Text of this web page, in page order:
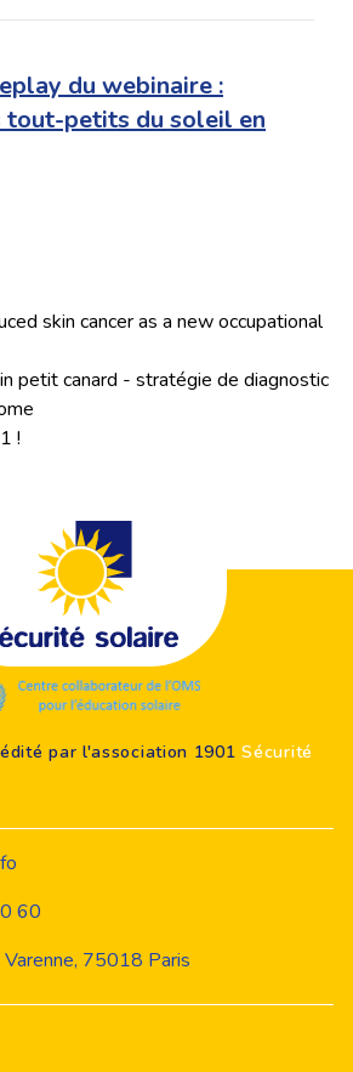
du webinaire :
tout-petits du soleil en
skin cancer as a new occupational
petit canard - stratégie de diagnostic
!
par l'association 1901Sécurité
60
75018 Paris